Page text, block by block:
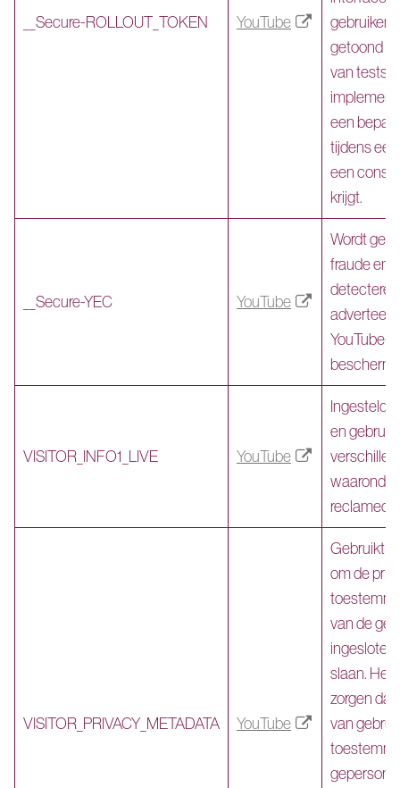
__Secure-ROLLOUT_TOKEN YouTube
gebruikers
getoond
van tests
een
tijdens
een
krijgt.
__Secure-YEC YouTube
Wordt
fraude en
YouTube-
VISITOR_INFO1_LIVE YouTube
Ingesteld
en
VISITOR_PRIVACY_METADATA YouTube
Gebruikt
om de
van de
ingesloten
slaan. Het
zorgen
van